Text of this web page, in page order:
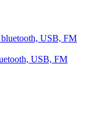
USB, FM